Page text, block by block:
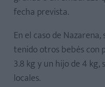
fecha prevista.
En el caso de
tenido otros bebés con
3.8 kg y un hijo de 4
locales.